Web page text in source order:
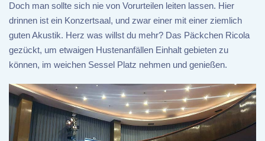
Doch man sollte sich nie von Vorurteilen leiten lassen. Hier
drinnen ist ein Konzertsaal, und zwar einer mit einer ziemlich
guten Akustik. Herz was willst du mehr? Das Päckchen Ricola
gezückt, um etwaigen Hustenanfällen Einhalt gebieten zu
können, im weichen Sessel Platz nehmen und genießen.